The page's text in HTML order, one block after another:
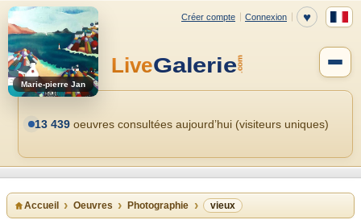
Marie-pierre Jan
13 439 oeuvres consultées aujourd’hui (visiteurs uniques)
Accueil Oeuvres Photographie vieux